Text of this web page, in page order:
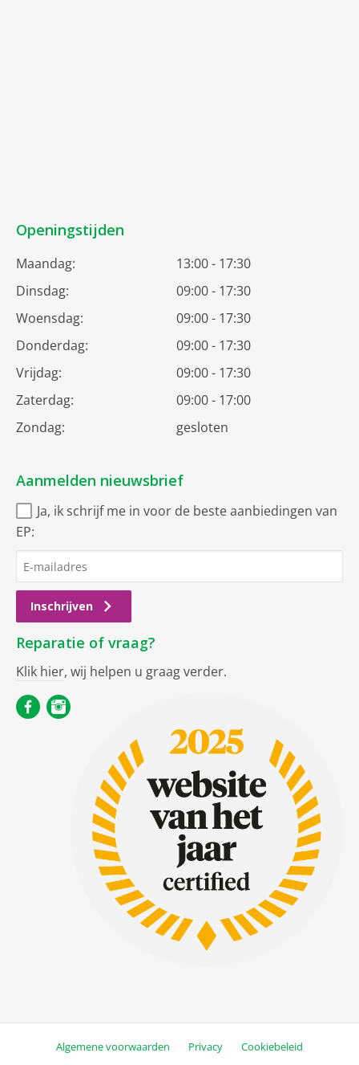
Openingstijden
Maandag:
13:00 - 17:30
Dinsdag:
09:00 - 17:30
Woensdag:
09:00 - 17:30
Donderdag:
09:00 - 17:30
Vrijdag:
09:00 - 17:30
Zaterdag:
09:00 - 17:00
Zondag:
gesloten
Aanmelden nieuwsbrief
Ja, ik schrijf me in voor de beste aanbiedingen van
EP:
Inschrijven
Reparatie of vraag?
Klik hier, wij helpen u graag verder.
Algemene voorwaarden Privacy Cookiebeleid